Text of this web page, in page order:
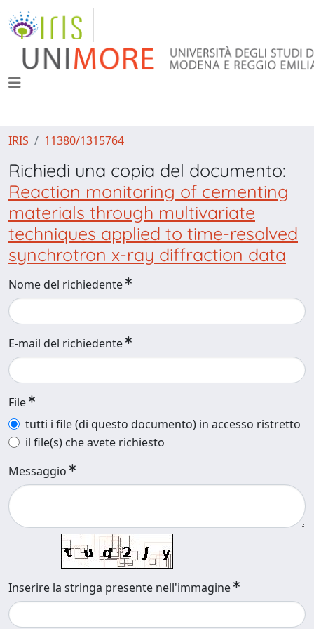
IRIS 11380/1315764
Richiedi una copia del documento:
Reaction monitoring of cementing
materials through multivariate
techniques applied to time-resolved
synchrotron x-ray diffraction data
Nome del richiedente
E-mail del richiedente
File
tutti i file (di questo documento) in accesso ristretto
il file(s) che avete richiesto
Messaggio
Inserire la stringa presente nell'immagine